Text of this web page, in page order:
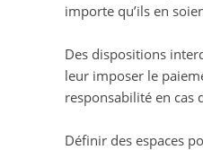
importe qu’ils en
Des dispositions
leur imposer le
responsabilité en cas
Définir des espaces